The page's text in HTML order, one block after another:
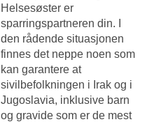
Helsesøster er
sparringspartneren din. I
den rådende situasjonen
finnes det neppe noen som
kan garantere at
sivilbefolkningen i Irak og i
Jugoslavia, inklusive barn
og gravide som er de mest